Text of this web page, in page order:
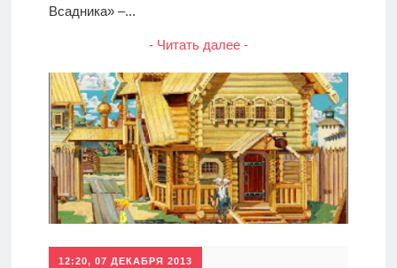
Всадника» –...
- Читать далее -
12:20, 07 ДЕКАБРЯ 2013